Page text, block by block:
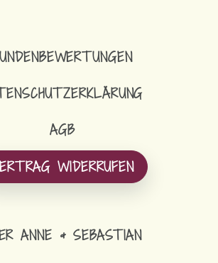
AGB
WIDERRUFEN
ANNE & SEBASTIAN